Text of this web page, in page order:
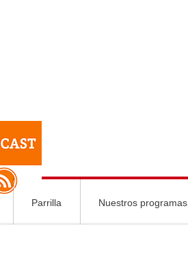
Parrilla Nuestros programas